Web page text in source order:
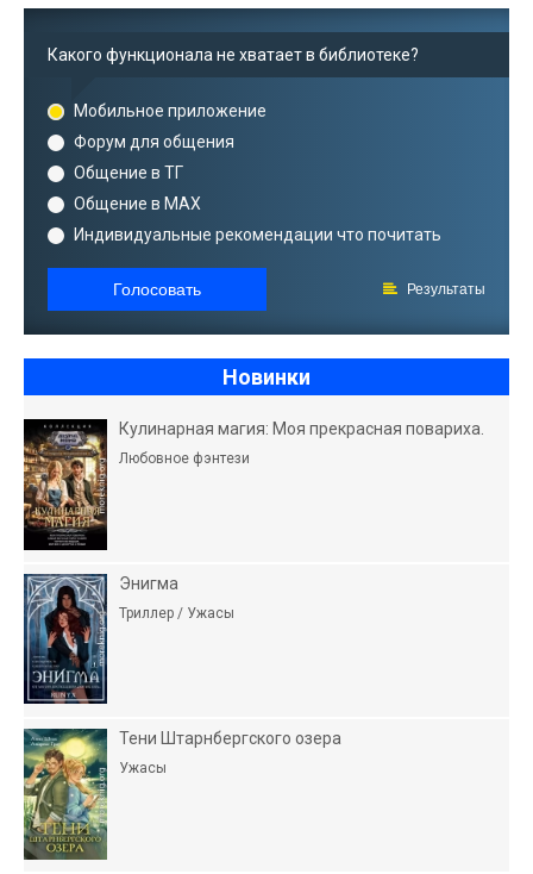
Какого функционала не хватает в библиотеке?
Мобильное приложение
Форум для общения
Общение в ТГ
Общение в MAX
Индивидуальные рекомендации что почитать
Голосовать Результаты
Новинки
Кулинарная магия: Моя прекрасная повариха.
Любовное фэнтези
Энигма
Триллер / Ужасы
Тени Штарнбергского озера
Ужасы